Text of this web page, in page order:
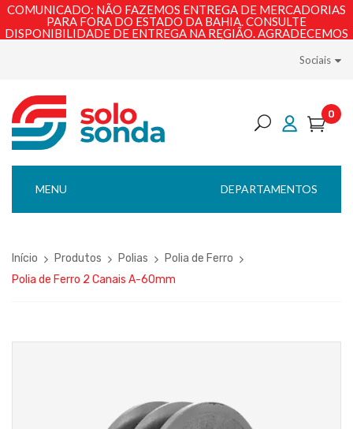
COMUNICADO: NÃO FAZEMOS ENTREGA DE MERCADORIAS
PARA FORA DO ESTADO DA BAHIA. CONSULTE
DISPONIBILIDADE DE ENTREGA NA REGIÃO. AGRADECEMOS
Sociais
0
DEPARTAMENTOS
MENU
Início Produtos Polias
Polia de Ferro
Polia de Ferro 2 Canais A-60mm